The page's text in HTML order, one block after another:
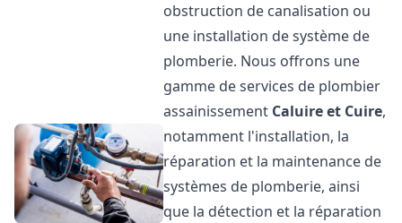
obstruction de canalisation ou
une installation de système de
plomberie. Nous offrons une
gamme de services de plombier
assainissement Caluire et Cuire,
notamment l'installation, la
réparation et la maintenance de
systèmes de plomberie, ainsi
que la détection et la réparation